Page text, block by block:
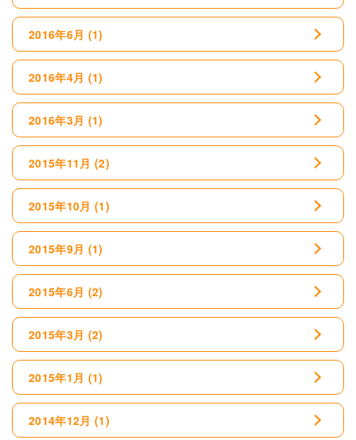
2016年6月 (1)
2016年4月 (1)
2016年3月 (1)
2015年11月 (2)
2015年10月 (1)
2015年9月 (1)
2015年6月 (2)
2015年3月 (2)
2015年1月 (1)
2014年12月 (1)